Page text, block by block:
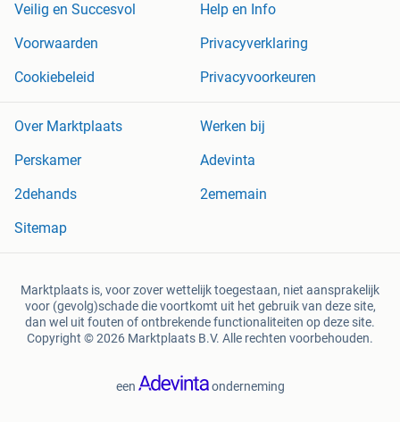
Veilig en Succesvol
Help en Info
Voorwaarden
Privacyverklaring
Cookiebeleid
Privacyvoorkeuren
Over Marktplaats
Werken bij
Perskamer
Adevinta
2dehands
2ememain
Sitemap
Marktplaats is, voor zover wettelijk toegestaan, niet aansprakelijk
voor (gevolg)schade die voortkomt uit het gebruik van deze site,
dan wel uit fouten of ontbrekende functionaliteiten op deze site.
Copyright © 2026 Marktplaats B.V. Alle rechten voorbehouden.
een onderneming